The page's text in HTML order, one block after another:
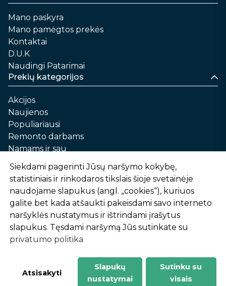
Mano paskyra
Mano pamėgtos prekės
Kontaktai
D.U.K
Naudingi Patarimai
Prekių kategorijos
Akcijos
Naujienos
Populiariausi
Remonto darbams
Namams ir sau
Automobilių priežiūrai
Sodui ir daržui
Informacija
Apie mus
Prekių pirkimo – pardavimo taisyklės
Prekių pristatymas ir atsiėmimas
Garantinis aptarnavimas ir prekių grąžinimas
Privatumo politika
-
1
2
%
n
u
o
l
a
i
d
Siekdami pagerinti Jūsų naršymo kokybę,
statistiniais ir rinkodaros tikslais šioje svetainėje
naudojame slapukus (angl. „cookies“), kuriuos
galite bet kada atšaukti pakeisdami savo interneto
naršyklės nustatymus ir ištrindami įrašytus
slapukus. Tęsdami naršymą Jūs sutinkate su
privatumo politika
Atsisakyti
Slapukų
nustatymai
Sutinku su
visais